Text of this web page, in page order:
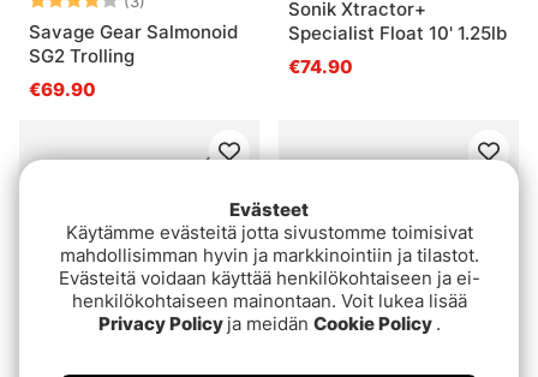
Savage Gear Salmonoid
SG2 Trolling
€69.90
Sonik Xtractor+
Specialist Float 10' 1.25lb
€74.90
Evästeet
Käytämme evästeitä jotta sivustomme toimisivat
mahdollisimman hyvin ja markkinointiin ja tilastot.
Evästeitä voidaan käyttää henkilökohtaiseen ja ei-
henkilökohtaiseen mainontaan. Voit lukea lisää
Privacy Policy ja meidän Cookie Policy .